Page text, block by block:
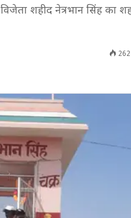
शहीद नेत्रभान सिंह का
262